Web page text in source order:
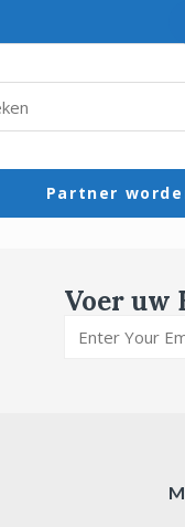
Partner
Voer uw